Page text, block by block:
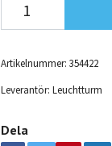
Artikelnummer: 354422
Leverantör: Leuchtturm
Dela